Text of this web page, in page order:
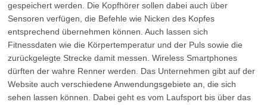
gespeichert werden. Die Kopfhörer sollen dabei auch über
Sensoren verfügen, die Befehle wie Nicken des Kopfes
entsprechend übernehmen können. Auch lassen sich
Fitnessdaten wie die Körpertemperatur und der Puls sowie die
zurückgelegte Strecke damit messen. Wireless Smartphones
dürften der wahre Renner werden. Das Unternehmen gibt auf der
Website auch verschiedene Anwendungsgebiete an, die sich
sehen lassen können. Dabei geht es vom Laufsport bis über das